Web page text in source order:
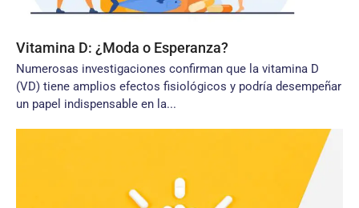
Vitamina D: ¿Moda o Esperanza?
Numerosas investigaciones confirman que la vitamina D
(VD) tiene amplios efectos fisiológicos y podría desempeñar
un papel indispensable en la...